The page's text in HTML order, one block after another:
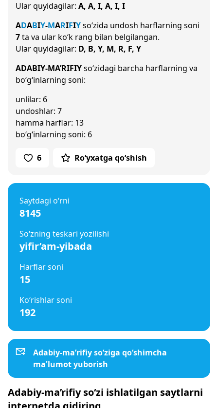
Ular quyidagilar: A, A, I, A, I, I
ADABIY-MARIFIYso‘zida undosh harflarning soni
7ta va ular ko‘k rang bilan belgilangan.
Ular quyidagilar: D, B, Y, M, R, F, Y
ADABIY-MA’RIFIYso‘zidagi barcha harflarning va
bo‘g‘inlarning soni:
unlilar: 6
undoshlar: 7
hamma harflar: 13
bo‘g‘inlarning soni: 6
6 Ro‘yxatga qo‘shish
Saytdagi o‘rni
8145
So‘zning teskari yozilishi
yifir’am-yibada
Harflar soni
15
Ko‘rishlar soni
192
Adabiy-ma’rifiy so‘ziga qo‘shimcha
ma'lumot yuborish
Adabiy-ma’rifiy so‘zi ishlatilgan saytlarni